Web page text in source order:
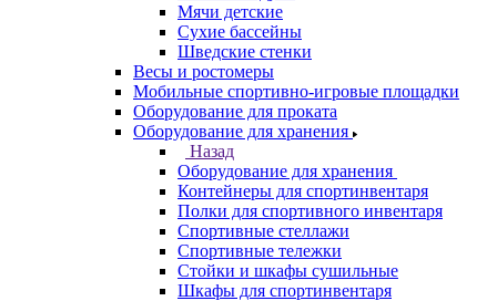
Мячи детские
Сухие бассейны
Шведские стенки
Весы и ростомеры
Мобильные спортивно-игровые площадки
Оборудование для проката
Оборудование для хранения
Назад
Оборудование для хранения
Контейнеры для спортинвентаря
Полки для спортивного инвентаря
Спортивные стеллажи
Спортивные тележки
Стойки и шкафы сушильные
Шкафы для спортинвентаря